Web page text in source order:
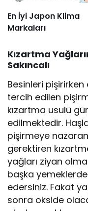
En İyi Japon Klima
Markaları
Kızartma
Sakıncalı
Besinleri
tercih edilen
kızartma usulü
edilmektedir.
pişirmeye
gerektiren
yağları ziyan
başka
edersiniz. Fakat
sonra okside